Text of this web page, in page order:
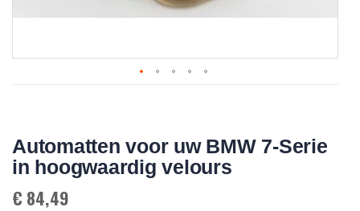
of
the
images
Automatten voor uw BMW 7-Serie
in hoogwaardig velours
€ 84,49